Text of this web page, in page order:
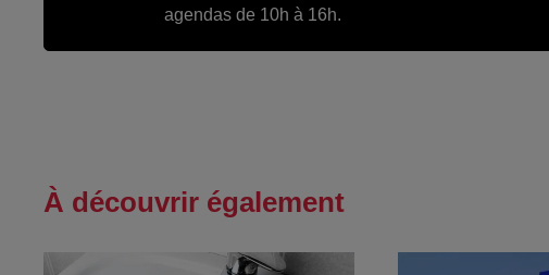
agendas de 10h à 16h.
À découvrir également